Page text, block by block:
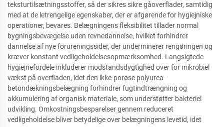
teksturtilsætningsstoffer, så der sikres sikre gåoverflader, samtidig
med at de letrengelige egenskaber, der er afgørende for hygiejniske
operationer, bevares. Belægningens fleksibilitet tillader normal
bygningsbevægelse uden revnedannelse, hvilket forhindrer
dannelse af nye forureningssider, der underminerer rengøringen og
kræver konstant vedligeholdelsesopmærksomhed. Langsigtede
hygiejnefordele inkluderer modstandsdygtighed over for mikrobiel
vækst på overfladen, idet den ikke-porøse polyurea-
betondækningsbelægning forhindrer fugtindtrængning og
akkumulering af organisk materiale, som understøtter bakteriel
udvikling. Omkostningsbesparelser gennem reduceret
vedligeholdelse bliver betydelige over belægningens levetid, idet